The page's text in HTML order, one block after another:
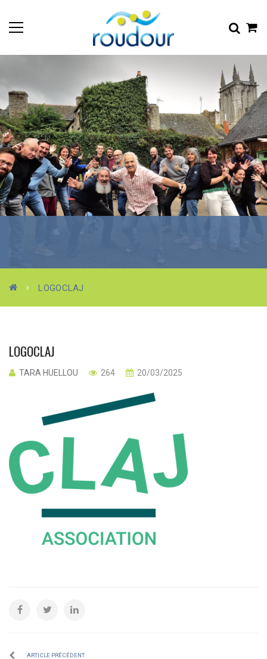
LOGOCLAJ
LOGOCLAJ
TARA HUELLOU 264 20/03/2025
ARTICLE PRÉCÉDENT